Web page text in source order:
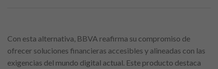
Con esta alternativa, BBVA reafirma su compromiso de
ofrecer soluciones financieras accesibles y alineadas con las
exigencias del mundo digital actual. Este producto destaca